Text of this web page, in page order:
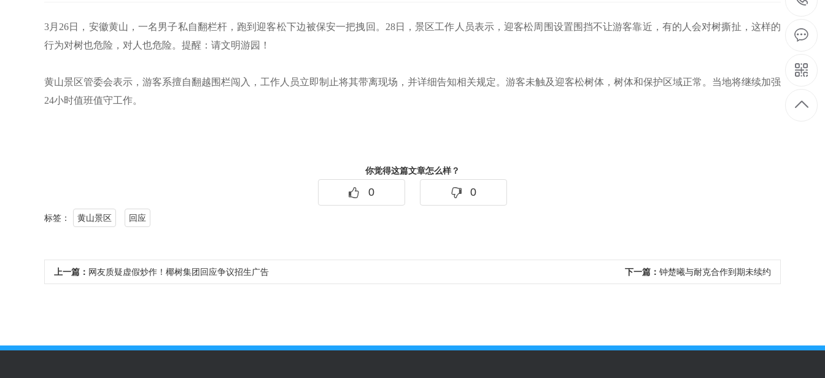
3月26日，安徽黄山，一名男子私自翻栏杆，跑到迎客松下边被保安一把拽回。28日，景区工作人员表示，迎客松周围设置围挡不让游客靠近，有的人会对树撕扯，这样的
行为对树也危险，对人也危险。提醒：请文明游园！
黄山景区管委会表示，游客系擅自翻越围栏闯入，工作人员立即制止将其带离现场，并详细告知相关规定。游客未触及迎客松树体，树体和保护区域正常。当地将继续加强
24小时值班值守工作。
你觉得这篇文章怎么样？
0 0
标签： 黄山景区 回应
上一篇： 网友质疑虚假炒作！椰树集团回应争议招生广告 下一篇： 钟楚曦与耐克合作到期未续约